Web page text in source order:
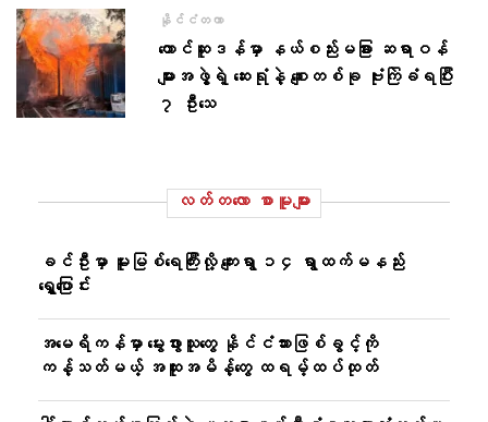
နိုင်ငံတကာ
တောင်ဆူဒန်မှာ နယ်စည်းမခြား ဆရာဝန်
များအဖွဲ့ရဲ့ ဆေးရုံနဲ့ စျေးတစ်ခု ဗုံးကြဲခံရပြီး
၇ ဦးသေ
လတ်တ‌လော စာမူများ
ခင်ဦးမှာ မူးမြစ်ရေကြီးလို့ ကျေးရွာ ၁၄ ရွာထက်မနည်း
ရွှေ့ပြောင်း
အမေရိကန်မှာ မွေးဖွားသူတွေ နိုင်ငံသားဖြစ်ခွင့်ကို
ကန့်သတ်မယ့် အထူးအမိန့်တွေ ထရမ့်ထပ်ထုတ်